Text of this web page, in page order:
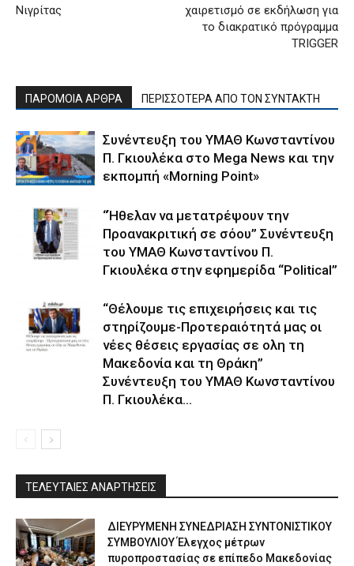
Νιγρίτας
χαιρετισμό σε εκδήλωση για
το διακρατικό πρόγραμμα
TRIGGER
ΠΑΡΟΜΟΙΑ ΑΡΘΡΑ ΠΕΡΙΣΣΟΤΕΡΑ ΑΠΟ ΤΟΝ ΣΥΝΤΑΚΤΗ
Συνέντευξη του ΥΜΑΘ Κωνσταντίνου
Π. Γκιουλέκα στο Mega News και την
εκπομπή «Morning Point»
“Ήθελαν να μετατρέψουν την
Προανακριτική σε σόου” Συνέντευξη
του ΥΜΑΘ Κωνσταντίνου Π.
Γκιουλέκα στην εφημερίδα “Political”
“Θέλουμε τις επιχειρήσεις και τις
στηρίζουμε-Προτεραιότητά μας οι
νέες θέσεις εργασίας σε ολη τη
Μακεδονία και τη Θράκη”
Συνέντευξη του ΥΜΑΘ Κωνσταντίνου
Π. Γκιουλέκα...
ΤΕΛΕΥΤΑΙΕΣ ΑΝΑΡΤΗΣΕΙΣ
ΔΙΕΥΡΥΜΕΝΗ ΣΥΝΕΔΡΙΑΣΗ ΣΥΝΤΟΝΙΣΤΙΚΟΥ
ΣΥΜΒΟΥΛΙΟΥ Έλεγχος μέτρων
πυροπροστασίας σε επίπεδο Μακεδονίας